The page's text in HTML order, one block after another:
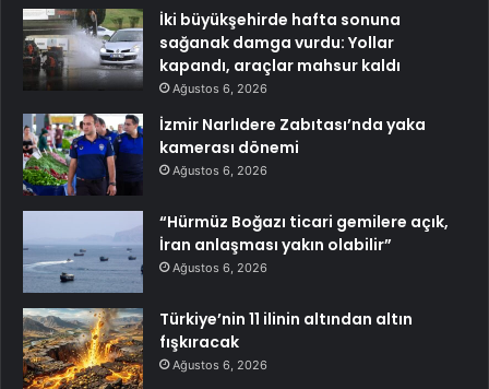
İki büyükşehirde hafta sonuna
sağanak damga vurdu: Yollar
kapandı, araçlar mahsur kaldı
Ağustos 6, 2026
İzmir Narlıdere Zabıtası’nda yaka
kamerası dönemi
Ağustos 6, 2026
“Hürmüz Boğazı ticari gemilere açık,
İran anlaşması yakın olabilir”
Ağustos 6, 2026
Türkiye’nin 11 ilinin altından altın
fışkıracak
Ağustos 6, 2026